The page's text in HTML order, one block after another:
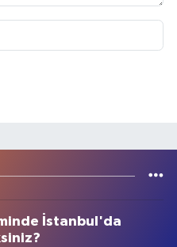
İstanbul'da